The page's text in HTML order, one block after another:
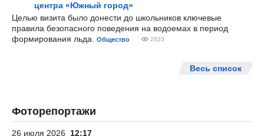
центра «Южный город»
Целью визита было донести до школьников ключевые
правила безопасного поведения на водоемах в период
формирования льда.
Общество 2823
Весь список
Фоторепортажи
26 июля 2026 12:17